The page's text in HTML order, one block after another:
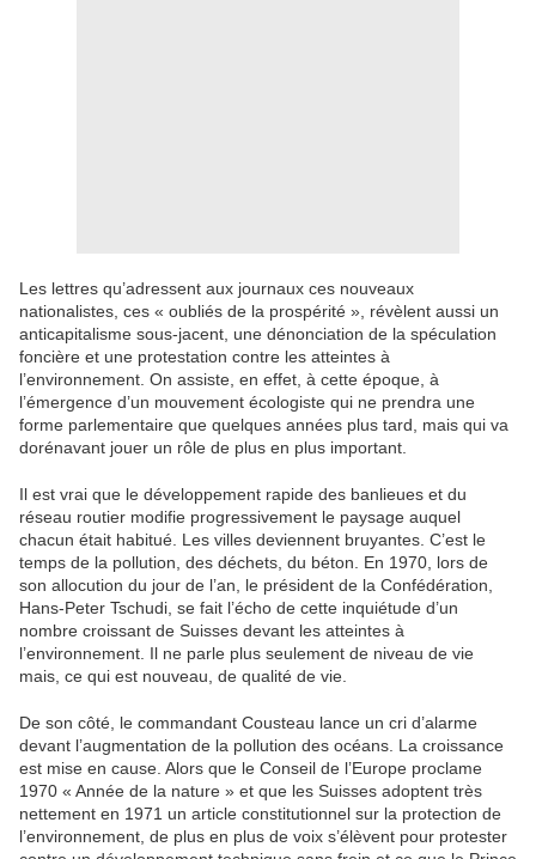
Les lettres qu’adressent aux journaux ces nouveaux
nationalistes, ces « oubliés de la prospérité », révèlent aussi un
anticapitalisme sous-jacent, une dénonciation de la spéculation
foncière et une protestation contre les atteintes à
l’environnement. On assiste, en effet, à cette époque, à
l’émergence d’un mouvement écologiste qui ne prendra une
forme parlementaire que quelques années plus tard, mais qui va
dorénavant jouer un rôle de plus en plus important.
Il est vrai que le développement rapide des banlieues et du
réseau routier modifie progressivement le paysage auquel
chacun était habitué. Les villes deviennent bruyantes. C’est le
temps de la pollution, des déchets, du béton. En 1970, lors de
son allocution du jour de l’an, le président de la Confédération,
Hans-Peter Tschudi, se fait l’écho de cette inquiétude d’un
nombre croissant de Suisses devant les atteintes à
l’environnement. Il ne parle plus seulement de niveau de vie
mais, ce qui est nouveau, de qualité de vie.
De son côté, le commandant Cousteau lance un cri d’alarme
devant l’augmentation de la pollution des océans. La croissance
est mise en cause. Alors que le Conseil de l’Europe proclame
1970 « Année de la nature » et que les Suisses adoptent très
nettement en 1971 un article constitutionnel sur la protection de
l’environnement, de plus en plus de voix s’élèvent pour protester